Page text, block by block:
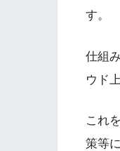
す。
仕組
ウド
これ
策等